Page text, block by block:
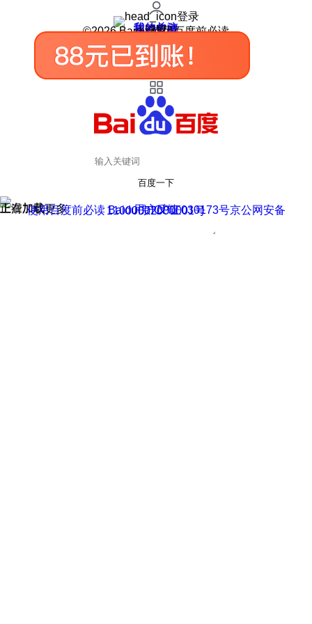
登录
我的关注
我的收藏
皮肤中心
用户反馈
设置
©2026 Baidu 使用百度前必读
百度一下
正在加载
上滑加载更多 用户反馈
使用百度前必读 Baidu 京ICP证030173号
京公网安备11000002000001号